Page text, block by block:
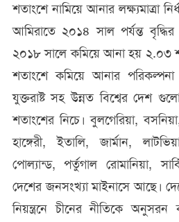
শতাংশে নামিয়ে আনার লক্ষ্যমাত্রা
আমিরাতে ২০১৪ সাল পর্যন্ত
২০১৮ সালে কমিয়ে আনা হয় ২.০৩
শতাংশে কমিয়ে আনার পরিকল্পনা
যুক্তরাষ্ট সহ উন্নত বিশ্বের দেশ
শতাংশের নিচে। বুলগেরিয়া,
হাঙ্গেরী, ইতালি, জার্মান,
পোল্যান্ড, পর্তুগাল রোমানিয়া,
দেশের জনসংখ্যা মাইনাসে আছে।
নিয়ন্ত্রনে চীনের নীতিকে অনুসরন